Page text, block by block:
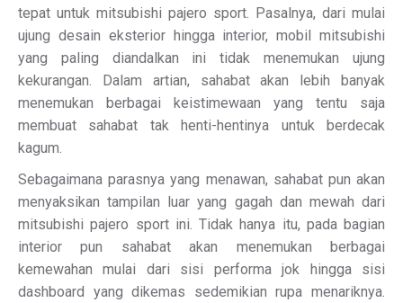
tepat untuk mitsubishi pajero sport. Pasalnya, dari mulai
ujung desain eksterior hingga interior, mobil mitsubishi
yang paling diandalkan ini tidak menemukan ujung
kekurangan. Dalam artian, sahabat akan lebih banyak
menemukan berbagai keistimewaan yang tentu saja
membuat sahabat tak henti-hentinya untuk berdecak
kagum.
Sebagaimana parasnya yang menawan, sahabat pun akan
menyaksikan tampilan luar yang gagah dan mewah dari
mitsubishi pajero sport ini. Tidak hanya itu, pada bagian
interior pun sahabat akan menemukan berbagai
kemewahan mulai dari sisi performa jok hingga sisi
dashboard yang dikemas sedemikian rupa menariknya.